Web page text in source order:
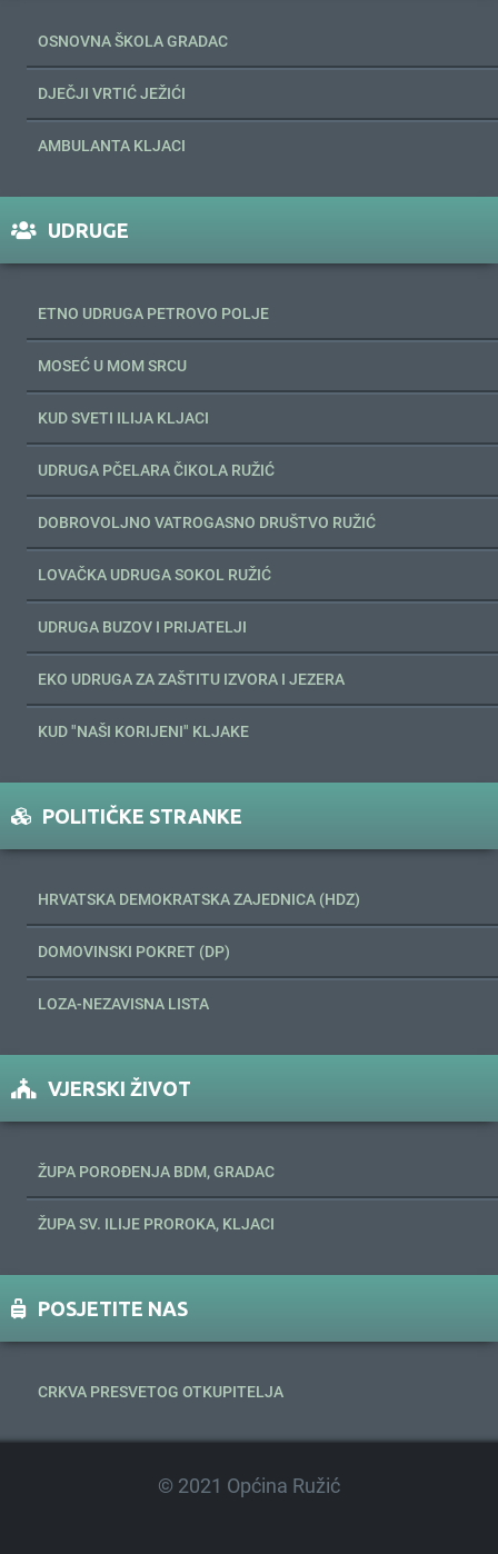
OSNOVNA ŠKOLA GRADAC
DJEČJI VRTIĆ JEŽIĆI
AMBULANTA KLJACI
UDRUGE
ETNO UDRUGA PETROVO POLJE
MOSEĆ U MOM SRCU
KUD SVETI ILIJA KLJACI
UDRUGA PČELARA ČIKOLA RUŽIĆ
DOBROVOLJNO VATROGASNO DRUŠTVO RUŽIĆ
LOVAČKA UDRUGA SOKOL RUŽIĆ
UDRUGA BUZOV I PRIJATELJI
EKO UDRUGA ZA ZAŠTITU IZVORA I JEZERA
KUD "NAŠI KORIJENI" KLJAKE
POLITIČKE STRANKE
HRVATSKA DEMOKRATSKA ZAJEDNICA (HDZ)
DOMOVINSKI POKRET (DP)
LOZA-NEZAVISNA LISTA
VJERSKI ŽIVOT
ŽUPA POROĐENJA BDM, GRADAC
ŽUPA SV. ILIJE PROROKA, KLJACI
POSJETITE NAS
CRKVA PRESVETOG OTKUPITELJA
© 2021 Općina Ružić